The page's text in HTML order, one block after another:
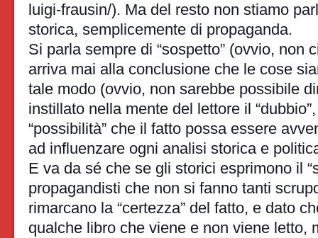
luigi-frausin/). Ma del resto non stiamo
storica, semplicemente di propaganda.
Si parla sempre di “sospetto” (ovvio, non
arriva mai alla conclusione che le cose
tale modo (ovvio, non sarebbe possibile
instillato nella mente del lettore il
“possibilità” che il fatto possa essere
ad influenzare ogni analisi storica e
E va da sé che se gli storici esprimono il
propagandisti che non si fanno tanti
rimarcano la “certezza” del fatto, e dato
qualche libro che viene e non viene letto,